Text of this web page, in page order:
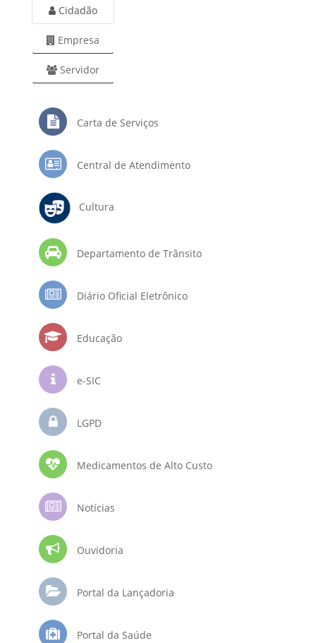
Cidadão
Empresa
Servidor
Carta de Serviços
Central de Atendimento
Cultura
Departamento de Trânsito
Diário Oficial Eletrônico
Educação
e-SIC
LGPD
Medicamentos de Alto Custo
Notícias
Ouvidoria
Portal da Lançadoria
Portal da Saúde